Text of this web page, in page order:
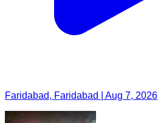
Faridabad, Faridabad | Aug 7, 2026